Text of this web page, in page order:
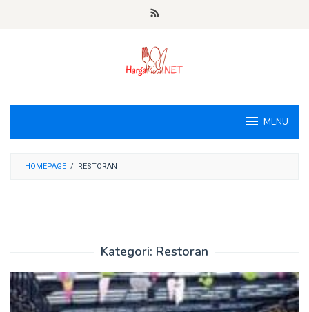
MENU
HOMEPAGE / RESTORAN
Kategori: Restoran